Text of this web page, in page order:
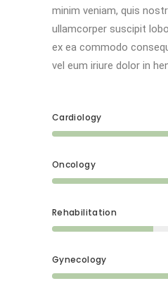
minim veniam, quis
ullamcorper suscipit
ex ea commodo
vel eum iriure dolor in
Cardiology
Oncology
Rehabilitation
Gynecology